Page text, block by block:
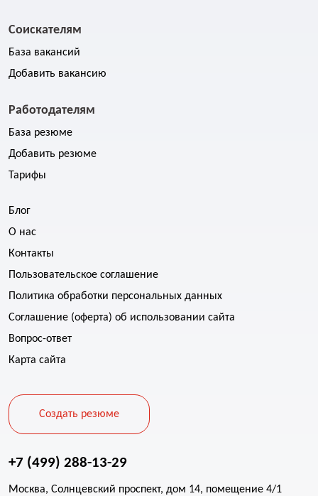
Соискателям
База вакансий
Добавить вакансию
Работодателям
База резюме
Добавить резюме
Тарифы
Блог
О нас
Контакты
Пользовательское соглашение
Политика обработки персональных данных
Соглашение (оферта) об использовании сайта
Вопрос-ответ
Карта сайта
Создать резюме
+7 (499) 288-13-29
Москва, Солнцевский проспект, дом 14, помещение 4/1